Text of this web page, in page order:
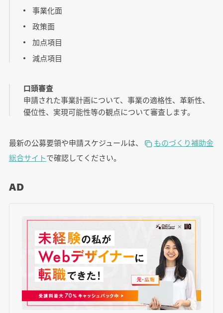
事業化面
政策面
加点項目
減点項目
口頭審査
申請された事業計画について、事業の適格性、革新性、
優位性、実現可能性等の観点について審査します。
最新の公募要領や申請スケジュールは、
ものづくり補助金
総合サイトで確認してください。
AD